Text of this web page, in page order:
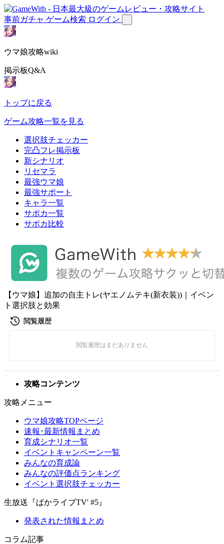
事前ガチャ ゲーム検索 ログイン
ウマ娘攻略wiki
掲示板Q&A
トップに戻る
ゲーム攻略一覧を見る
選択肢チェッカー
完凸フレ掲示板
新シナリオ
リセマラ
最強ウマ娘
最強サポート
キャラ一覧
サポカ一覧
サポカ比較
【ウマ娘】追加の自主トレ(ヤエノムテキ(新衣装))｜イベン
ト選択肢と効果
攻略コンテンツ
攻略メニュー
ウマ娘攻略TOPページ
速報･最新情報まとめ
育成シナリオ一覧
イベントキャンペーン一覧
みんなの育成論
みんなの評価点ランキング
イベント選択肢チェッカー
生放送『ぱかライブTV' #5』
発表された情報まとめ
コラム記事